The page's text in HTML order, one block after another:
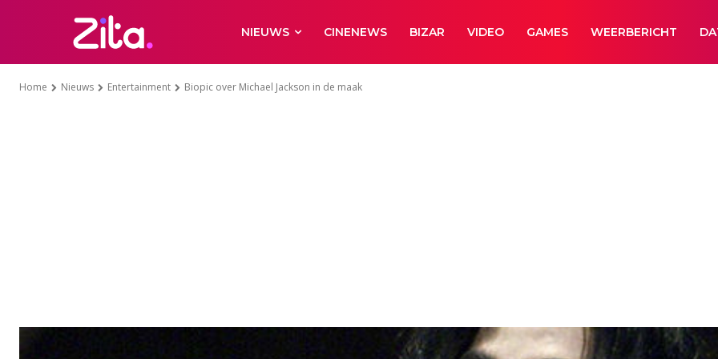
NIEUWS CINENEWS BIZAR VIDEO GAMES WEERBERICHT
Home Nieuws Entertainment Biopic over Michael Jackson in de maak